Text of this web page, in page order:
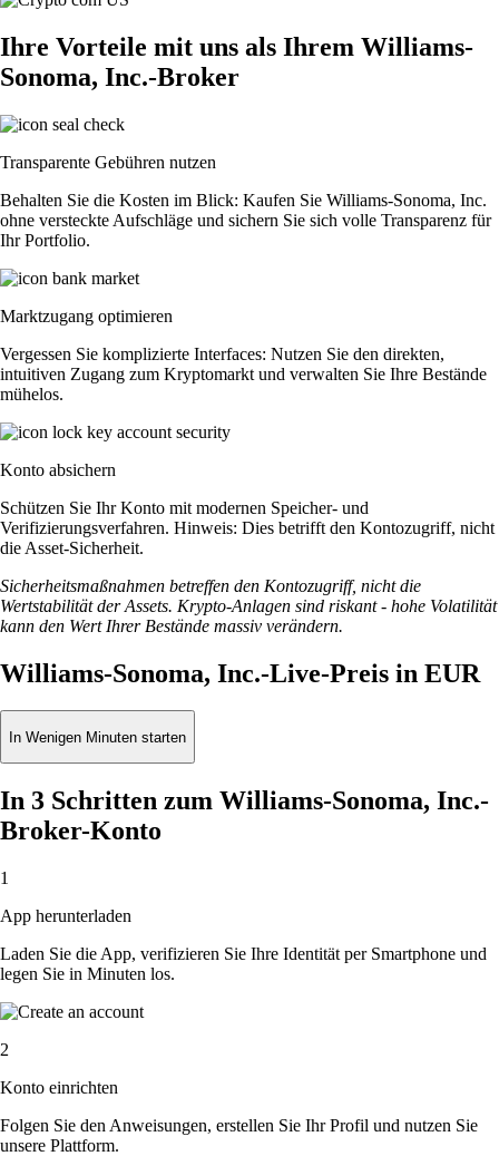
Ihre Vorteile mit uns als Ihrem Williams-
Sonoma, Inc.-Broker
Transparente Gebühren nutzen
Behalten Sie die Kosten im Blick: Kaufen Sie Williams-Sonoma, Inc.
ohne versteckte Aufschläge und sichern Sie sich volle Transparenz für
Ihr Portfolio.
Marktzugang optimieren
Vergessen Sie komplizierte Interfaces: Nutzen Sie den direkten,
intuitiven Zugang zum Kryptomarkt und verwalten Sie Ihre Bestände
mühelos.
Konto absichern
Schützen Sie Ihr Konto mit modernen Speicher- und
Verifizierungsverfahren. Hinweis: Dies betrifft den Kontozugriff, nicht
die Asset-Sicherheit.
Sicherheitsmaßnahmen betreffen den Kontozugriff, nicht die
Wertstabilität der Assets. Krypto-Anlagen sind riskant - hohe Volatilität
kann den Wert Ihrer Bestände massiv verändern.
Williams-Sonoma, Inc.-Live-Preis in EUR
In Wenigen Minuten starten
In 3 Schritten zum Williams-Sonoma, Inc.-
Broker-Konto
1
App herunterladen
Laden Sie die App, verifizieren Sie Ihre Identität per Smartphone und
legen Sie in Minuten los.
2
Konto einrichten
Folgen Sie den Anweisungen, erstellen Sie Ihr Profil und nutzen Sie
unsere Plattform.